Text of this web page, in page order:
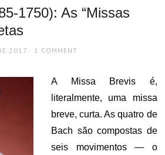
1750): As “Missas
2017 1 COMMENT
A Missa Brevis é,
literalmente, uma missa
breve, curta. As quatro de
Bach são compostas de
seis movimentos — o